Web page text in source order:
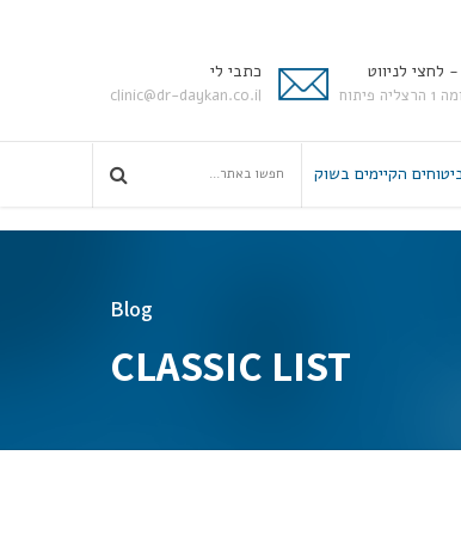
לחצי לניווט כתבי לי
clinic@dr-daykan.co.il
הקיימים בשוק
Blog
CLASSIC LIST